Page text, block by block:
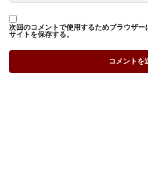
次回のコメントで使用するためブラウザー
サイトを保存する。